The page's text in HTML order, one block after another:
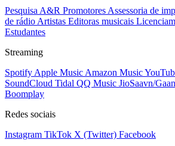
Pesquisa A&R Promotores Assessoria de
de rádio Artistas Editoras musicais
Estudantes
Streaming
Spotify Apple Music Amazon Music
SoundCloud Tidal QQ Music JioSaavn/
Boomplay
Redes sociais
Instagram TikTok X (Twitter) Facebook